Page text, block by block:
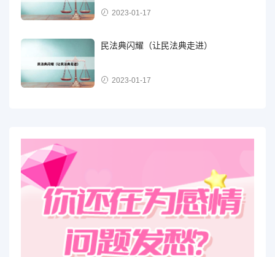
2023-01-17
民法典闪耀（让民法典走进）
2023-01-17